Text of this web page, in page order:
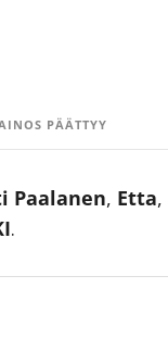
PÄÄTTYY
Paalanen, Etta,
.